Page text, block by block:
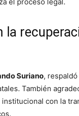
Suriano,
También
con la